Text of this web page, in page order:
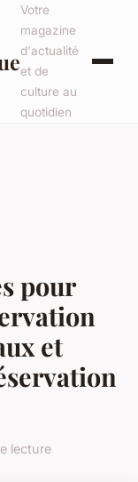
Votre
magazine
d'actualité
et de
culture au
quotidien
pour
et
lecture